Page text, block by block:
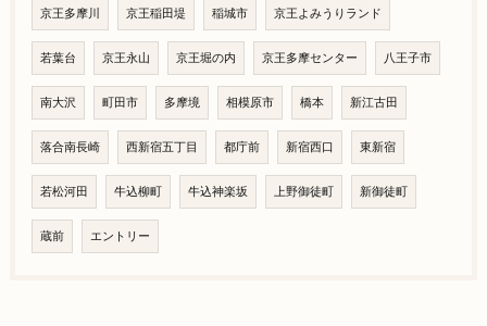
京王多摩川 京王稲田堤 稲城市 京王よみうりランド
若葉台 京王永山 京王堀の内 京王多摩センター 八王子市
南大沢 町田市 多摩境 相模原市 橋本 新江古田
落合南長崎 西新宿五丁目 都庁前 新宿西口 東新宿
若松河田 牛込柳町 牛込神楽坂 上野御徒町 新御徒町
蔵前 エントリー